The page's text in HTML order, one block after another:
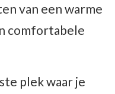
van een warme
comfortabele
plek waar je